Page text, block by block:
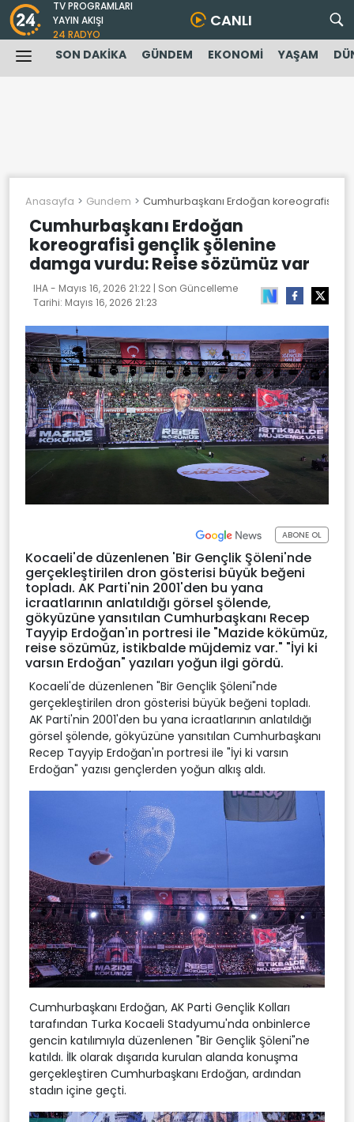
TV PROGRAMLARI
YAYIN AKIŞI
24 RADYO
CANLI
SON DAKİKA GÜNDEM EKONOMİ YAŞAM
Anasayfa Gundem Cumhurbaşkanı Erdoğan koreografisi
Cumhurbaşkanı Erdoğan
koreografisi gençlik şölenine
damga vurdu: Reise sözümüz var
IHA - Mayıs 16, 2026 21:22 | Son Güncelleme
Tarihi: Mayıs 16, 2026 21:23
ABONE OL
Kocaeli'de düzenlenen 'Bir Gençlik Şöleni'nde
gerçekleştirilen dron gösterisi büyük beğeni
topladı. AK Parti'nin 2001'den bu yana
icraatlarının anlatıldığı görsel şölende,
gökyüzüne yansıtılan Cumhurbaşkanı Recep
Tayyip Erdoğan'ın portresi ile "Mazide kökümüz,
reise sözümüz, istikbalde müjdemiz var." "İyi ki
varsın Erdoğan" yazıları yoğun ilgi gördü.
Kocaeli'de düzenlenen "Bir Gençlik Şöleni"nde
gerçekleştirilen dron gösterisi büyük beğeni topladı.
AK Parti'nin 2001'den bu yana icraatlarının anlatıldığı
görsel şölende, gökyüzüne yansıtılan Cumhurbaşkanı
Recep Tayyip Erdoğan'ın portresi ile "İyi ki varsın
Erdoğan" yazısı gençlerden yoğun alkış aldı.
Cumhurbaşkanı Erdoğan, AK Parti Gençlik Kolları
tarafından Turka Kocaeli Stadyumu'nda onbinlerce
gencin katılımıyla düzenlenen "Bir Gençlik Şöleni"ne
katıldı. İlk olarak dışarıda kurulan alanda konuşma
gerçekleştiren Cumhurbaşkanı Erdoğan, ardından
stadın içine geçti.